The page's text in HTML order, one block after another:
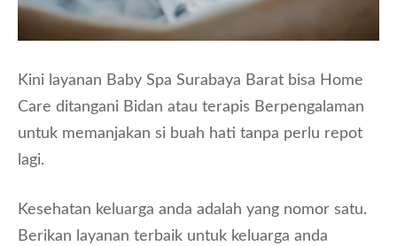
Kini layanan Baby Spa Surabaya Barat bisa Home
Care ditangani Bidan atau terapis Berpengalaman
untuk memanjakan si buah hati tanpa perlu repot
lagi.
Kesehatan keluarga anda adalah yang nomor satu.
Berikan layanan terbaik untuk keluarga anda